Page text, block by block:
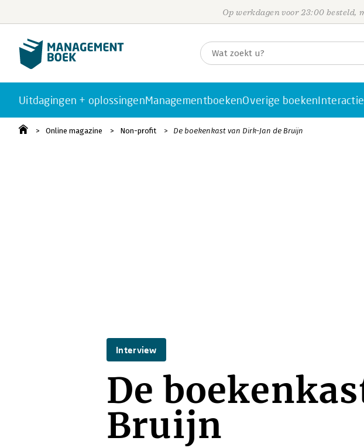
Op werkdagen voor 23:00 besteld,
Uitdagingen + oplossingenManagementboekenOverige boeken
Online magazine Non-profit De boekenkast van Dirk-Jan de Bruijn
Interview
De
Bruijn